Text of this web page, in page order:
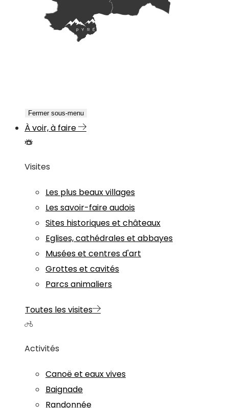
Fermer sous-menu
À voir, à faire
Visites
Les plus beaux villages
Les savoir-faire audois
Sites historiques et châteaux
Eglises, cathédrales et abbayes
Musées et centres d'art
Grottes et cavités
Parcs animaliers
Toutes les visites
Activités
Canoë et eaux vives
Baignade
Randonnée